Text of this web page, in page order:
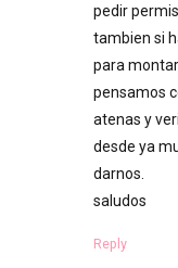
pedir
tambien si
para
pensamos
atenas y
desde ya
darnos.
saludos
Reply